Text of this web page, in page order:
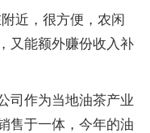
近，很方便，农闲
又能额外赚份收入补
司作为当地油茶产业
售于一体，今年的油